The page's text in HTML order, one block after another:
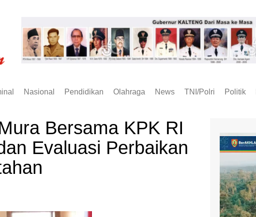
Nasional Pendidikan Olahraga News TNI/Polri Politik
Bersama KPK RI
Evaluasi Perbaikan